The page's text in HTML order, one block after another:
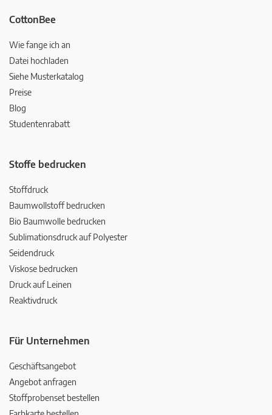
CottonBee
Wie fange ich an
Datei hochladen
Siehe Musterkatalog
Preise
Blog
Studentenrabatt
Stoffe bedrucken
Stoffdruck
Baumwollstoff bedrucken
Bio Baumwolle bedrucken
Sublimationsdruck auf Polyester
Seidendruck
Viskose bedrucken
Druck auf Leinen
Reaktivdruck
Für Unternehmen
Geschäftsangebot
Angebot anfragen
Stoffprobenset bestellen